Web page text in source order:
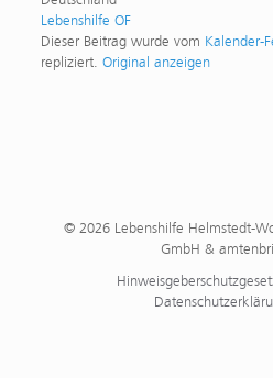
Lebenshilfe OF
Dieser Beitrag wurde vom Kalender-
repliziert. Original anzeigen
© 2026 Lebenshilfe Helmstedt-
GmbH &